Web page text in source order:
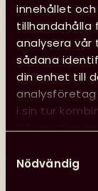
innehållet
tillhandahålla
analysera vår
sådana
din enhet till
analysföretag
i sin tur
information
Nödvändig
Glad
Kansliet har
innebär att vi
Läs mer